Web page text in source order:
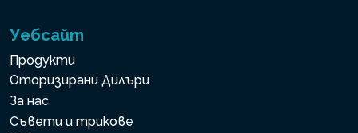
Уебсайт
Продукти
Оторизирани Дилъри
За нас
Съвети и трикове